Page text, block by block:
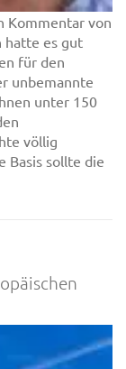
Kommentar von
hatte es gut
für den
unbemannte
unter 150
völlig
Basis sollte die